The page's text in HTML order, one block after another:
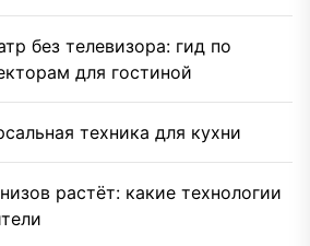
без телевизора: гид по
для гостиной
техника для кухни
растёт: какие технологии